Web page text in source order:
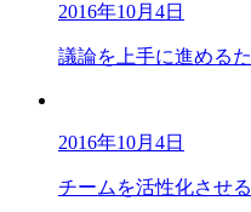
2016年10月4日
議論を上手に進める
2016年10月4日
チームを活性化させ